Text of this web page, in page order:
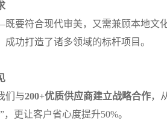
要符合现代审美，又需兼顾本地文
功打造了诸多领域的标杆项目。
们与200+优质供应商建立战略合作，
更让客户省心度提升50%。